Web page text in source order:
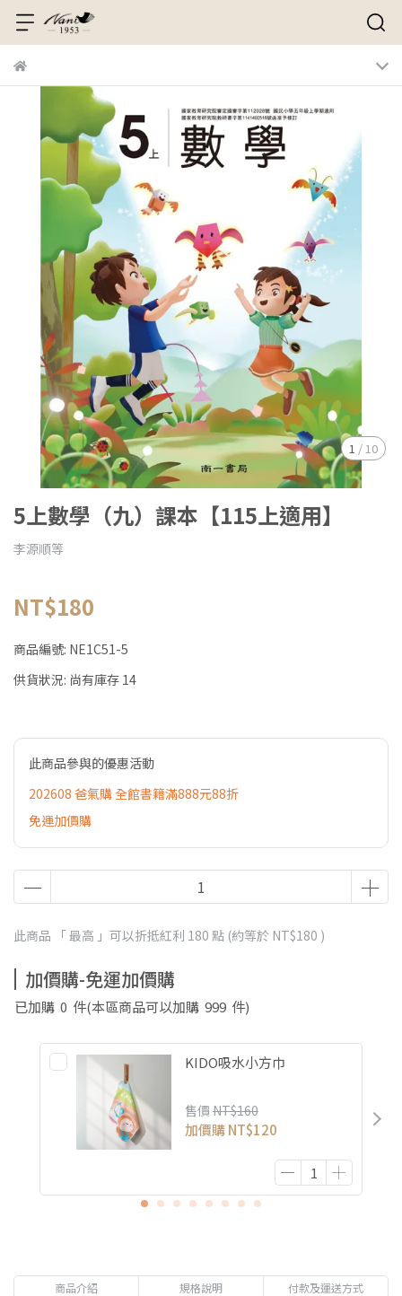
1 / 10
5上數學（九）課本【115上適用】
李源順等
NT$180
商品編號: NE1C51-5
供貨狀況: 尚有庫存 14
此商品參與的優惠活動
202608 爸氣購 全館書籍滿888元88折
免運加價購
此商品 「 最高 」可以折抵紅利 180 點 (約等於 NT$180 )
加價購-免運加價購
已加購 0 件(本區商品可以加購 999 件)
KIDO吸水小方巾
售價 NT$160
加價購NT$120
商品介紹 規格說明 付款及運送方式